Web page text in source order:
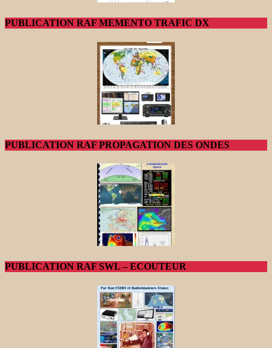
PUBLICATION RAF MEMENTO TRAFIC DX
PUBLICATION RAF PROPAGATION DES ONDES
PUBLICATION RAF SWL – ECOUTEUR